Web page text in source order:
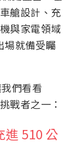
艙設計、充
與家電領域
場就備受矚
們看看
戰者之一：
進 510 公